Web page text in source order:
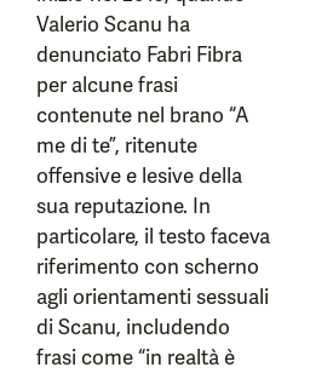
Valerio Scanu ha
denunciato Fabri Fibra
per alcune frasi
contenute nel brano “A
me di te”, ritenute
offensive e lesive della
sua reputazione. In
particolare, il testo faceva
riferimento con scherno
agli orientamenti sessuali
di Scanu, includendo
frasi come “in realtà è